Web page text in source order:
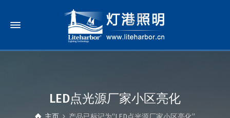
LED点光源厂家小区亮化